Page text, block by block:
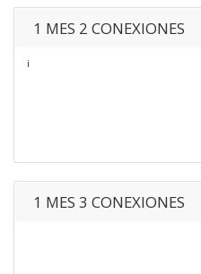
1 MES 2 CONEXIONES
¡
1 MES 3 CONEXIONES